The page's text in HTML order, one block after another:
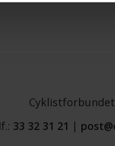
33 32 31 21 |